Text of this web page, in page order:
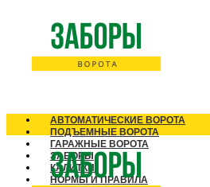
АВТОМАТИЧЕСКИЕ ВОРОТА
ПОДЪЕМНЫЕ ВОРОТА
ГАРАЖНЫЕ ВОРОТА
ЗАБОРЫ
КАЛИТКИ
НОРМЫ И ПРАВИЛА